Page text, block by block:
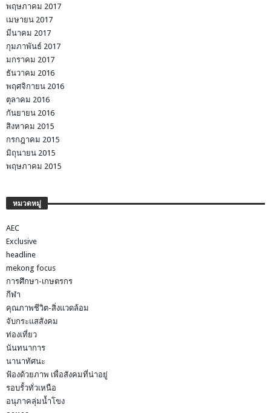
พฤษภาคม 2017
เมษายน 2017
มีนาคม 2017
กุมภาพันธ์ 2017
มกราคม 2017
ธันวาคม 2016
พฤศจิกายน 2016
ตุลาคม 2016
กันยายน 2016
สิงหาคม 2015
กรกฎาคม 2015
มิถุนายน 2015
พฤษภาคม 2015
หมวดหมู่
AEC
Exclusive
headline
mekong focus
การศึกษา-เกษตรกร
กีฬา
คุณภาพชีวิต-สิ่งแวดล้อม
จับกระแสสังคม
ท่องเที่ยว
นันทนาการ
นานาทัศนะ
ฟ้องด้วยภาพ เพื่อสังคมที่น่าอยู่
รอบรั้วทั่วเหนือ
อนุภาคลุ่มน้ำโขง